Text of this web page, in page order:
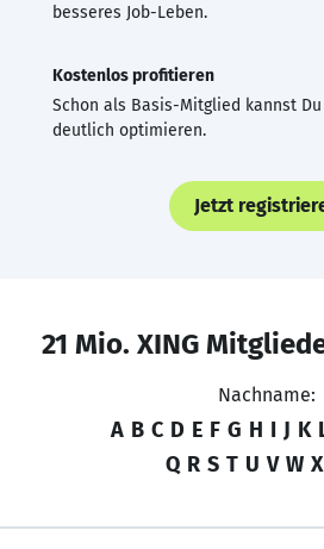
besseres Job-Leben.
Kostenlos profitieren
Schon als Basis-Mitglied kannst Du
deutlich optimieren.
Jetzt
21 Mio. XING
Nachname:
A B C D E F G H I J K
Q R S T U V W X